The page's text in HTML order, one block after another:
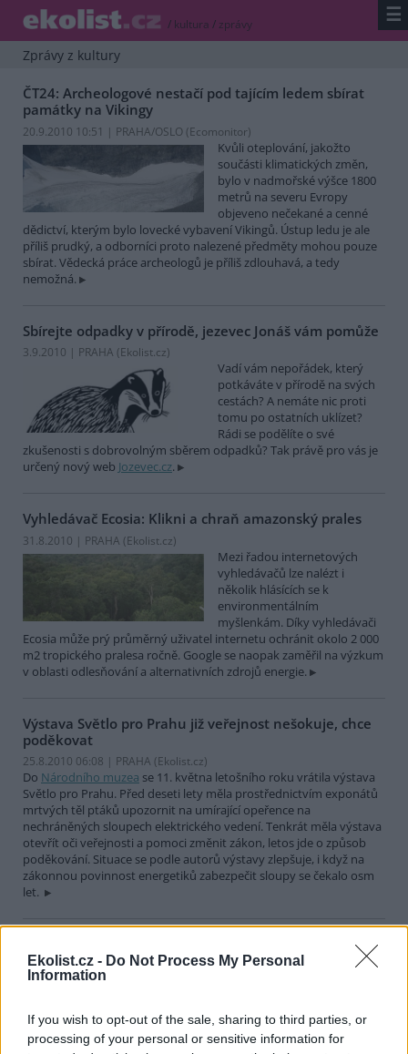
Ekolist.cz - Do Not Process My Personal
Information
If you wish to opt-out of the sale, sharing to third parties, or
processing of your personal or sensitive information for
/ kultura / zprávy ☰
Zprávy z kultury
ČT24: Archeologové nestačí pod tajícím ledem sbírat
památky na Vikingy
20.9.2010 10:51 | PRAHA/OSLO (Ecomonitor)
Kvůli oteplování, jakožto
součásti klimatických změn,
bylo v nadmořské výšce 1800
metrů na severu Evropy
objeveno nečekané a cenné
dědictví, kterým bylo lovecké vybavení Vikingů. Ústup ledu je ale
příliš prudký, a odborníci proto nalezené předměty mohou pouze
sbírat. Vědecká práce archeologů je příliš zdlouhavá, a tedy
nemožná.
Sbírejte odpadky v přírodě, jezevec Jonáš vám pomůže
3.9.2010 | PRAHA (Ekolist.cz)
Vadí vám nepořádek, který
potkáváte v přírodě na svých
cestách? A nemáte nic proti
tomu po ostatních uklízet?
Rádi se podělíte o své
zkušenosti s dobrovolným sběrem odpadků? Tak právě pro vás je
určený nový web Jozevec.cz.
Vyhledávač Ecosia: Klikni a chraň amazonský prales
31.8.2010 | PRAHA (Ekolist.cz)
Mezi řadou internetových
vyhledávačů lze nalézt i
několik hlásících se k
environmentálním
myšlenkám. Díky vyhledávači
Ecosia může prý průměrný uživatel internetu ochránit okolo 2 000
m2 tropického pralesa ročně. Google se naopak zaměřil na výzkum
v oblasti odlesňování a alternativních zdrojů energie.
Výstava Světlo pro Prahu již veřejnost nešokuje, chce
poděkovat
25.8.2010 06:08 | PRAHA (Ekolist.cz)
Do Národního muzea se 11. května letošního roku vrátila výstava
Světlo pro Prahu. Před deseti lety měla prostřednictvím exponátů
mrtvých těl ptáků upozornit na umírající opeřence na
nechráněných sloupech elektrického vedení. Tenkrát měla výstava
otevřít oči veřejnosti a pomoci změnit zákon, letos jde o způsob
poděkování. Situace se podle autorů výstavy zlepšuje, i když na
zákonnou povinnost energetiků zabezpečit sloupy se čekalo osm
let.
6.8.2010 13:13 | PRAHA (Ekolist.cz)
DOX – Centrum současného umění
konkrétní problematické místo v pražské městské zástavbě, budou
veřejnosti přístupny nově do 30. srpna 2010.